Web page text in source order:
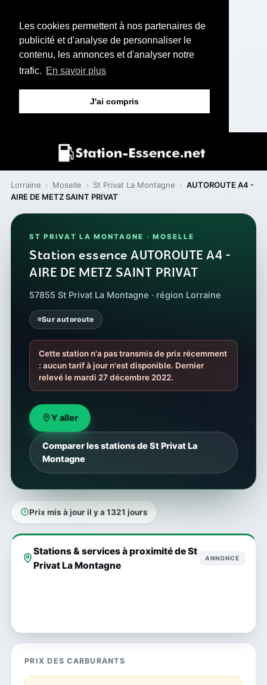
Les cookies permettent à nos partenaires de
publicité et d'analyse de personnaliser le
contenu, les annonces et d'analyser notre
trafic. En savoir plus
J'ai compris
Lorraine › Moselle › St Privat La Montagne › AUTOROUTE A4 -
AIRE DE METZ SAINT PRIVAT
ST PRIVAT LA MONTAGNE · MOSELLE
Station essence AUTOROUTE A4 -
AIRE DE METZ SAINT PRIVAT
57855 St Privat La Montagne · région Lorraine
Sur autoroute
Cette station n'a pas transmis de prix récemment
: aucun tarif à jour n'est disponible. Dernier
relevé le mardi 27 décembre 2022.
Y aller
Comparer les stations de St Privat La
Montagne
Prix mis à jour il y a 1321 jours
Stations & services à proximité de St
Privat La Montagne
ANNONCE
PRIX DES CARBURANTS